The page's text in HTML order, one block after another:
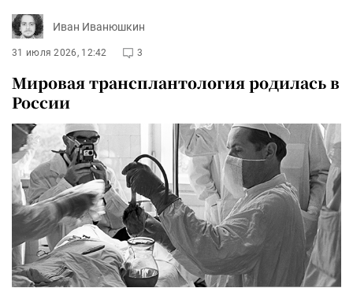
Иван Иванюшкин
31 июля 2026, 12:42 3
Мировая трансплантология родилась в
России